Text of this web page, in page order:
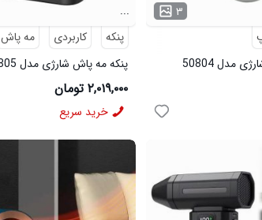
۳
مدل 50804
...
پنکه
کاربردی
مه پاش
پنکه مه پاش شارژی مدل 50805
۲,۰۱۹,۰۰۰ تومان
خرید سریع